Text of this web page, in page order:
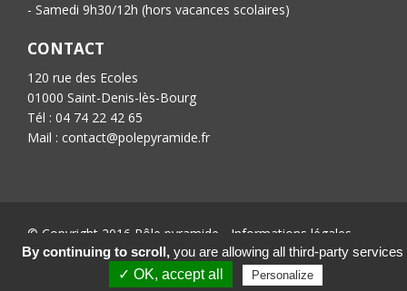
- Samedi 9h30/12h (hors vacances scolaires)
CONTACT
120 rue des Ecoles
01000 Saint-Denis-lès-Bourg
Tél : 04 74 22 42 65
Mail : contact@polepyramide.fr
© Copyright 2016 Pôle pyramide - Informations légales
Conception :Ab’6net
By continuing to scroll, you are allowing all third-party services
✓ OK, accept all
Personalize